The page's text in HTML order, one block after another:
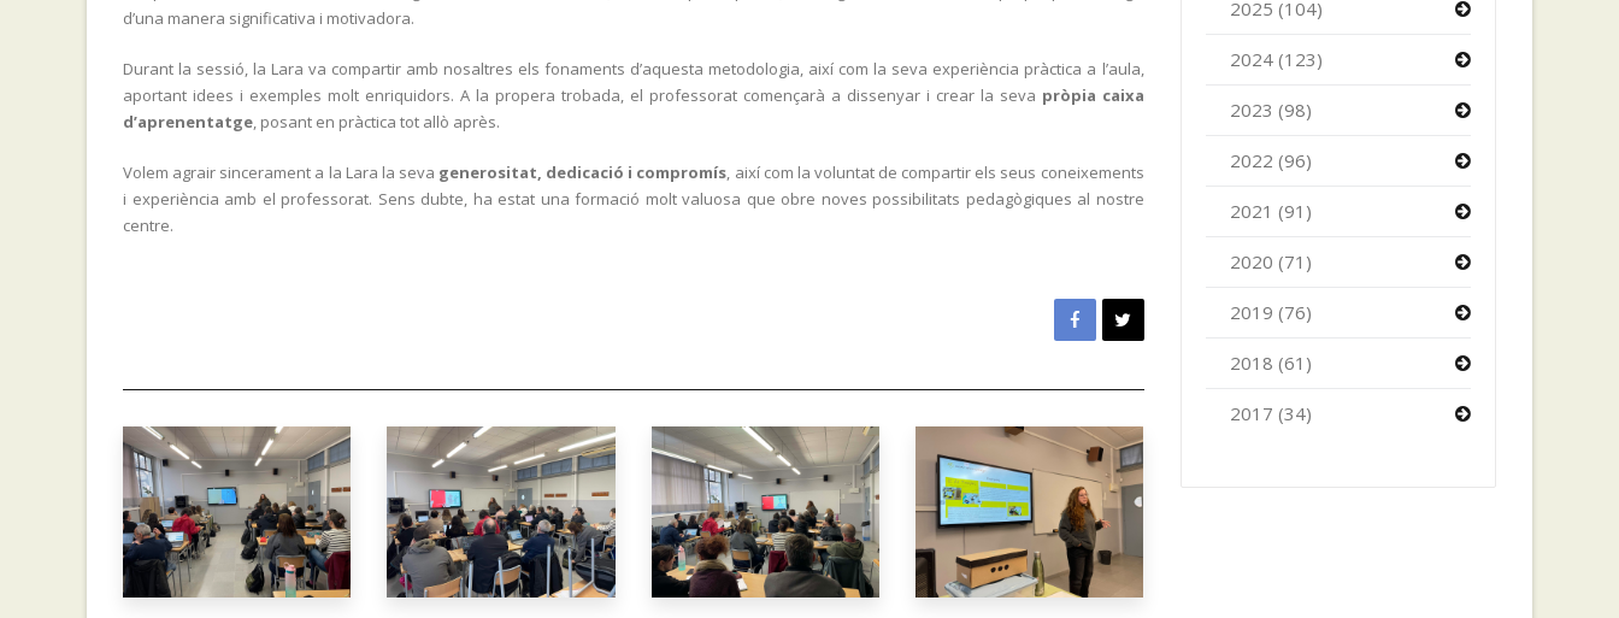
d’una manera significativa i motivadora.
Durant la sessió, la Lara va compartir amb nosaltres els fonaments d’aquesta metodologia, així com la seva experiència pràctica a l’aula,
aportant idees i exemples molt enriquidors. A la propera trobada, el professorat començarà a dissenyar i crear la seva pròpia caixa
d’aprenentatge, posant en pràctica tot allò après.
Volem agrair sincerament a la Lara la seva generositat, dedicació i compromís, així com la voluntat de compartir els seus coneixements
i experiència amb el professorat. Sens dubte, ha estat una formació molt valuosa que obre noves possibilitats pedagògiques al nostre
centre.
2025 (104)
2024 (123)
2023 (98)
2022 (96)
2021 (91)
2020 (71)
2019 (76)
2018 (61)
2017 (34)